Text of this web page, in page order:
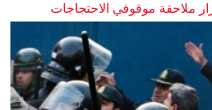
ملاحقة موقوفي الاحتجاجات